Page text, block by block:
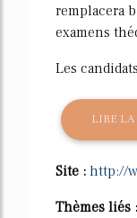
remplacera
examens
Les
LIRE LA
Site : http://
Thèmes liés :